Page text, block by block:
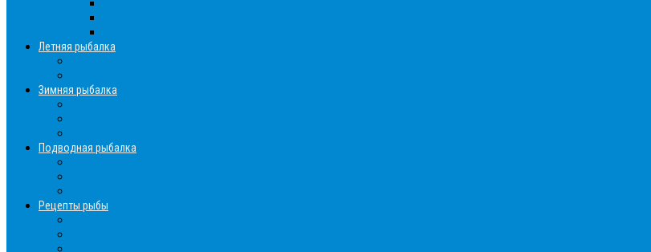
Летняя рыбалка
Зимняя рыбалка
Подводная рыбалка
Рецепты рыбы